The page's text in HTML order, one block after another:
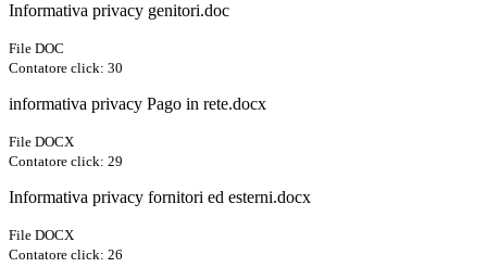
Informativa privacy genitori.doc
File DOC
Contatore click: 30
informativa privacy Pago in rete.docx
File DOCX
Contatore click: 29
Informativa privacy fornitori ed esterni.docx
File DOCX
Contatore click: 26